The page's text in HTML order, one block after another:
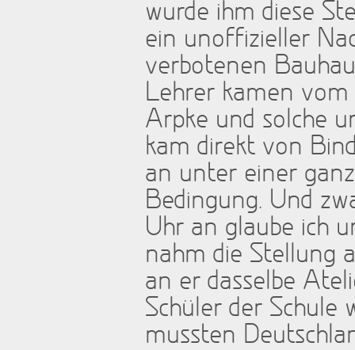
wurde ihm diese
ein unoffizieller
verbotenen
Lehrer kamen vom
Arpke und solche
kam direkt von
an unter einer
Bedingung. Und
Uhr an glaube ich
nahm die Stellung
an er dasselbe
Schüler der Schule
mussten